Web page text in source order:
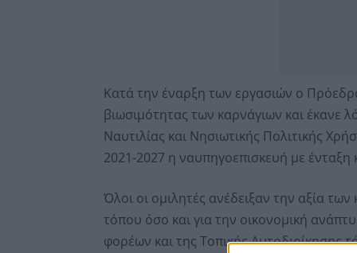
Κατά την έναρξη των εργασιών ο
βιωσιμότητας των καρνάγιων και έκανε
Ναυτιλίας και Νησιωτικής Πολιτικής
2021-2027 η ναυπηγοεπισκευή με ένταξη
Όλοι οι ομιλητές ανέδειξαν την αξία
τόπου όσο και για την οικονομική
φορέων και της Τοπικής Αυτοδιοίκησης